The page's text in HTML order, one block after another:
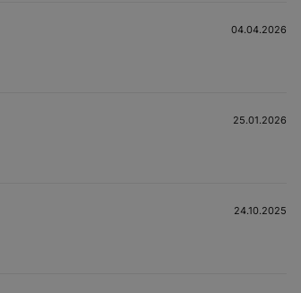
04.04.2026
25.01.2026
24.10.2025